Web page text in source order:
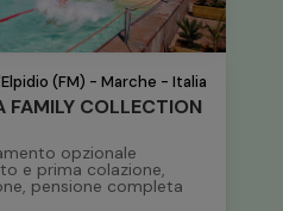
(FM) - Marche - Italia
FAMILY COLLECTION
opzionale
e prima colazione,
pensione completa